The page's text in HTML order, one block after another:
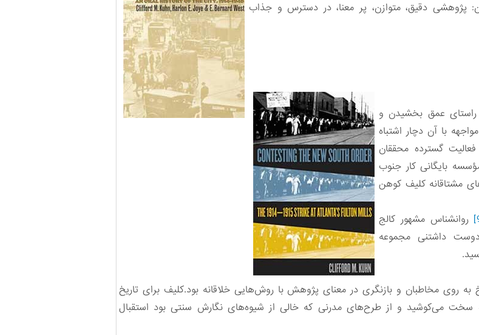
پژوهشی دقیق، متوازن، پر معنا، در دسترس و جذاب
راستای عمق بخشیدن و
با آن دچار اشتباه
گسترده محققان
مناسب برای مؤسسه بایگانی کار جنوب
مشتاقانه کلیف کوهن
روانشناس مشهور کالج
داشتنی مجموعه
روی مخاطبان و بازنگری در معنای پژوهش با روش‌هایی خلاقانه بود.کلیف برای تاریخ
سخت می‌کوشید و از طرح‌های مدرنی که خالی از شیوه‌های نگارش سنتی بود استقبال